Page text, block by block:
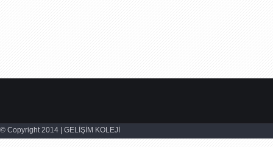
© Copyright 2014 | GELİŞİM KOLEJİ